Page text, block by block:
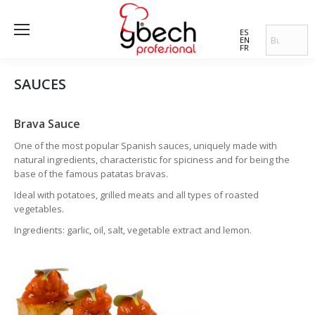
ES
EN
FR
SAUCES
Brava Sauce
One of the most popular Spanish sauces, uniquely made with
natural ingredients, characteristic for spiciness and for being the
base of the famous patatas bravas.
Ideal with potatoes, grilled meats and all types of roasted
vegetables.
Ingredients: garlic, oil, salt, vegetable extract and lemon.